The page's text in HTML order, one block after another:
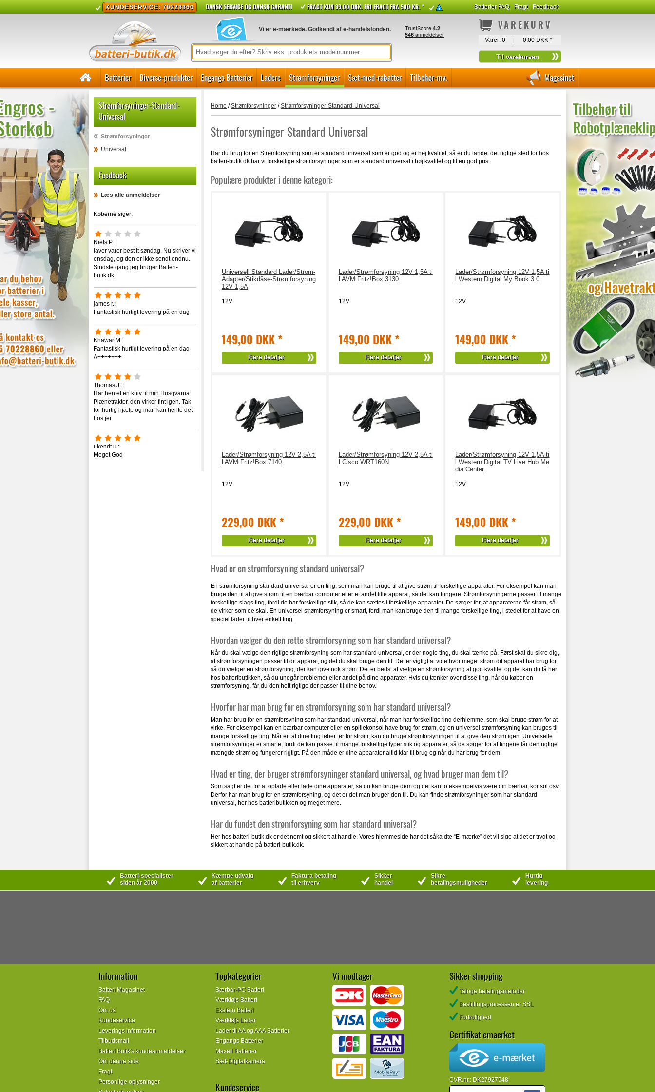
KUNDESERVICE: 70228860 DANSK SERVICE OG DANSK GARANTI FRAGT KUN 39.00 DKK. FRI FRAGT FRA 500 KR. * Batterier FAQ Fragt Feedback
Vi er e-mærkede. Godkendt af e-handelsfonden. VAREKURV
Varer: 0 0,00 DKK *
Batterier Diverse-produkter Engangs Batterier Ladere Strømforsyninger Sæt-med-rabatter Tilbehør-mv. Magasinet
Strømforsyninger-Standard-
Universal
Strømforsyninger
Universal
Feedback
Læs alle anmeldelser
Køberne siger:
Niels P.:
laver varer bestilt søndag. Nu skriver vi
onsdag, og den er ikke sendt endnu.
Sindste gang jeg bruger Batteri-
butik.dk
james r.:
Fantastisk hurtigt levering på en dag
Khawar M.:
Fantastisk hurtigt levering på en dag
A+++++++
Thomas J.:
Har hentet en kniv til min Husqvarna
Plænetraktor, den virker fint igen. Tak
for hurtig hjælp og man kan hente det
hos jer.
ukendt u.:
Meget God
Home /Strømforsyninger/Strømforsyninger-Standard-Universal
Strømforsyninger Standard Universal
Har du brug for en Strømforsyning som er standard universal som er god og er høj kvalitet, så er du landet det rigtige sted for hos
batteri-butik.dk har vi forskellige strømforsyninger som er standard universal i høj kvalitet og til en god pris.
Populære produkter i denne kategori:
Universell Standard Lader/Strom-
Adapter/Stikdåse-Strømforsyning
12V 1,5A
12V
149,00 DKK *
Flere detaljer
Lader/Strømforsyning 12V 1,5A ti
l AVM Fritz!Box 3130
12V
149,00 DKK *
Flere detaljer
Lader/Strømforsyning 12V 1,5A ti
l Western Digital My Book 3.0
12V
149,00 DKK *
Flere detaljer
Lader/Strømforsyning 12V 2,5A ti
l AVM Fritz!Box 7140
12V
229,00 DKK *
Flere detaljer
Lader/Strømforsyning 12V 2,5A ti
l Cisco WRT160N
12V
229,00 DKK *
Flere detaljer
Lader/Strømforsyning 12V 1,5A ti
l Western Digital TV Live Hub Me
dia Center
12V
149,00 DKK *
Flere detaljer
Hvad er en strømforsyning standard universal?
En strømforsyning standard universal er en ting, som man kan bruge til at give strøm til forskellige apparater. For eksempel kan man
bruge den til at give strøm til en bærbar computer eller et andet lille apparat, så det kan fungere. Strømforsyningerne passer til mange
forskellige slags ting, fordi de har forskellige stik, så de kan sættes i forskellige apparater. De sørger for, at apparaterne får strøm, så
de virker som de skal. En universel strømforsyning er smart, fordi man kan bruge den til mange forskellige ting, i stedet for at have en
speciel lader til hver enkelt ting.
Hvordan vælger du den rette strømforsyning som har standard universal?
Når du skal vælge den rigtige strømforsyning som har standard universal, er der nogle ting, du skal tænke på. Først skal du sikre dig,
at strømforsyningen passer til dit apparat, og det du skal bruge den til. Det er vigtigt at vide hvor meget strøm dit apparat har brug for,
så du vælger en strømforsyning, der kan give nok strøm. Det er bedst at vælge en strømforsyning af god kvalitet og det kan du få her
hos batteributikken, så du undgår problemer eller andet på dine apparater. Hvis du tænker over disse ting, når du køber en
strømforsyning, får du den helt rigtige der passer til dine behov.
Hvorfor har man brug for en strømforsyning som har standard universal?
Man har brug for en strømforsyning som har standard universal, når man har forskellige ting derhjemme, som skal bruge strøm for at
virke. For eksempel kan en bærbar computer eller en spillekonsol have brug for strøm, og en universel strømforsyning kan bruges til
mange forskellige ting. Når en af dine ting løber tør for strøm, kan du bruge strømforsyningen til at give den strøm igen. Universelle
strømforsyninger er smarte, fordi de kan passe til mange forskellige typer stik og apparater, så de sørger for at tingene får den rigtige
mængde strøm og fungerer rigtigt. På den måde er dine apparater altid klar til brug og når du har brug for dem.
Hvad er ting, der bruger strømforsyninger standard universal, og hvad bruger man dem til?
Som sagt er det for at oplade eller lade dine apparater, så du kan bruge dem og det kan jo eksempelvis være din bærbar, konsol osv.
Derfor har man brug for en strømforsyning, og det er det man bruger den til. Du kan finde strømforsyninger som har standard
universal, her hos batteributikken og meget mere.
Har du fundet den strømforsyning som har standard universal?
Her hos batteri-butik.dk er det nemt og sikkert at handle. Vores hjemmeside har det såkaldte “E-mærke” det vil sige at det er trygt og
sikkert at handle på batteri-butik.dk.
Batteri-specialister
siden år 2000
Kæmpe udvalg
af batterier
Faktura betaling
til erhverv
Sikker
handel
Sikre
betalingsmuligheder
Hurtig
levering
Information
Batteri Magasinet
FAQ
Om os
Kundeservice
Leverings information
Tilbudsmail
Batteri Butik's kundeanmeldelser
Om denne side
Fragt
Personlige oplysninger
Topkategorier
Bærbar-PC Batteri
Værktøjs Batteri
Ekstern Batteri
Værktøjs Lader
Lader til AA og AAA Batterier
Engangs Batterier
Maxell Batterier
Sæt-Digitalkamera
Kundeservice
Vi modtager Sikker shopping
Talrige betalingsmetoder
Bestillingsprocessen er SSL
Fortrolighed
Certifikat emaerket
CVR.nr.: DK27927548